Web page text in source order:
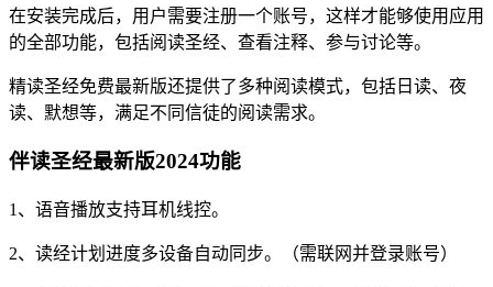
在安装完成后，用户需要注册一个账号，这样才能够使用应用
的全部功能，包括阅读圣经、查看注释、参与讨论等。
精读圣经免费最新版还提供了多种阅读模式，包括日读、夜
读、默想等，满足不同信徒的阅读需求。
伴读圣经最新版2024功能
1、语音播放支持耳机线控。
2、读经计划进度多设备自动同步。（需联网并登录账号）